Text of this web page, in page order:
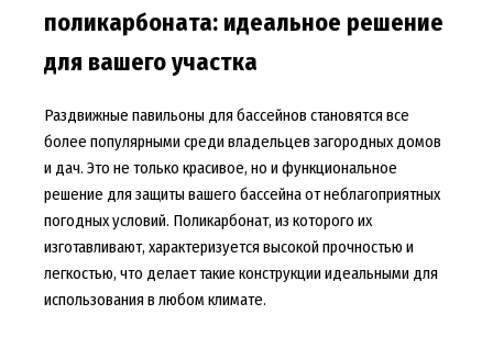
поликарбоната: идеальное решение
для вашего участка
Раздвижные павильоны для бассейнов становятся все
более популярными среди владельцев загородных домов
и дач. Это не только красивое, но и функциональное
решение для защиты вашего бассейна от неблагоприятных
погодных условий. Поликарбонат, из которого их
изготавливают, характеризуется высокой прочностью и
легкостью, что делает такие конструкции идеальными для
использования в любом климате.